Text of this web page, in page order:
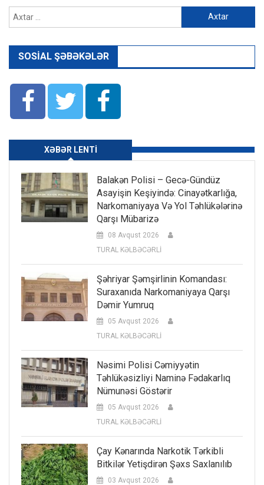
SOSIAL ŞƏBƏKƏLƏR
XƏBƏR LENTI
Balakən Polisi – Gecə-Gündüz
Asayişin Keşiyində: Cinayətkarlığa,
Narkomaniyaya Və Yol Təhlükələrinə
Qarşı Mübarizə
08 Avqust 2026
TURAL KƏLBƏCƏRLİ
Şəhriyar Şəmşirlinin Komandası:
Suraxanıda Narkomaniyaya Qarşı
Dəmir Yumruq
05 Avqust 2026
TURAL KƏLBƏCƏRLİ
Nəsimi Polisi Cəmiyyətin
Təhlükəsizliyi Naminə Fədakarlıq
Nümunəsi Göstərir
05 Avqust 2026
TURAL KƏLBƏCƏRLİ
Çay Kənarında Narkotik Tərkibli
Bitkilər Yetişdirən Şəxs Saxlanılıb
03 Avqust 2026